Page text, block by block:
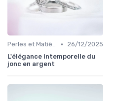
Perles et Matières Rares •
26/12/2025
L'élégance intemporelle du
jonc en argent